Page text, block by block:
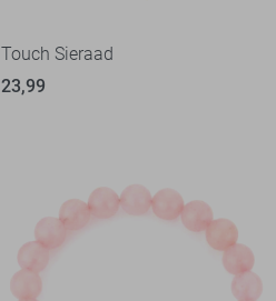
Touch Sieraad
23,99